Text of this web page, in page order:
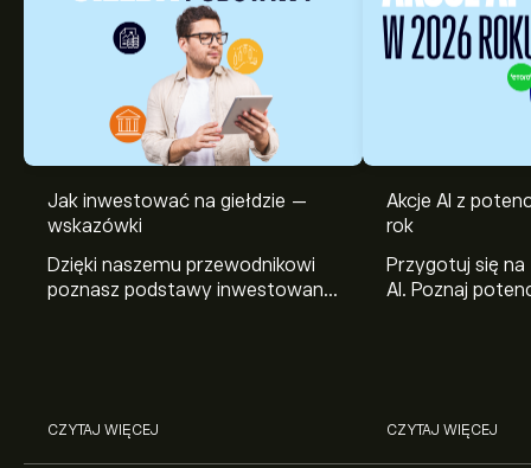
Jak inwestować na giełdzie —
wskazówki
Dzięki naszemu przewodnikowi
poznasz podstawy inwestowania
CZYTAJ WIĘCEJ
Akcje AI z
rok
Przygotuj się
AI. Poznaj
CZYTAJ WIĘCEJ